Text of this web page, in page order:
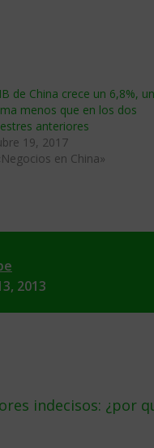
de China crece un 6,8%,
menos que en los dos
anteriores
19, 2017
en China»
2013
indecisos: ¿por